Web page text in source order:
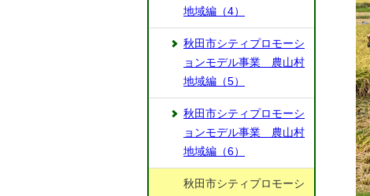
地域編（4）
秋田市シティプロモーシ
ョンモデル事業 農山村
地域編（5）
秋田市シティプロモーシ
ョンモデル事業 農山村
地域編（6）
秋田市シティプロモーシ